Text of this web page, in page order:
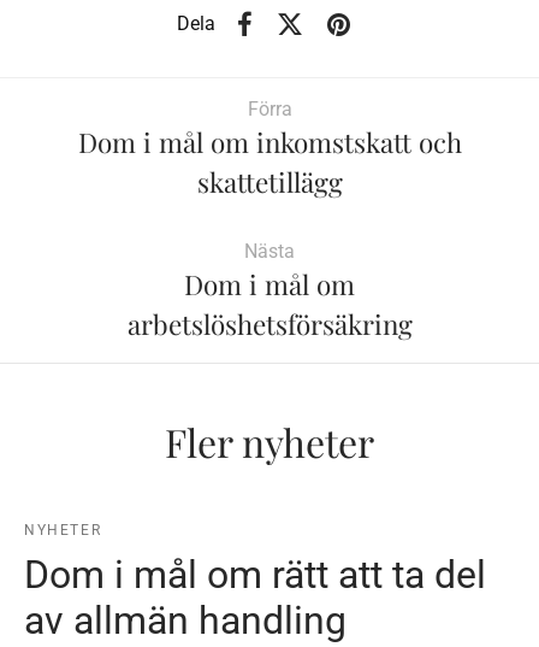
Dela
Förra
Dom i mål om inkomstskatt och
skattetillägg
Nästa
Dom i mål om
arbetslöshetsförsäkring
Fler nyheter
NYHETER
Dom i mål om rätt att ta del
av allmän handling